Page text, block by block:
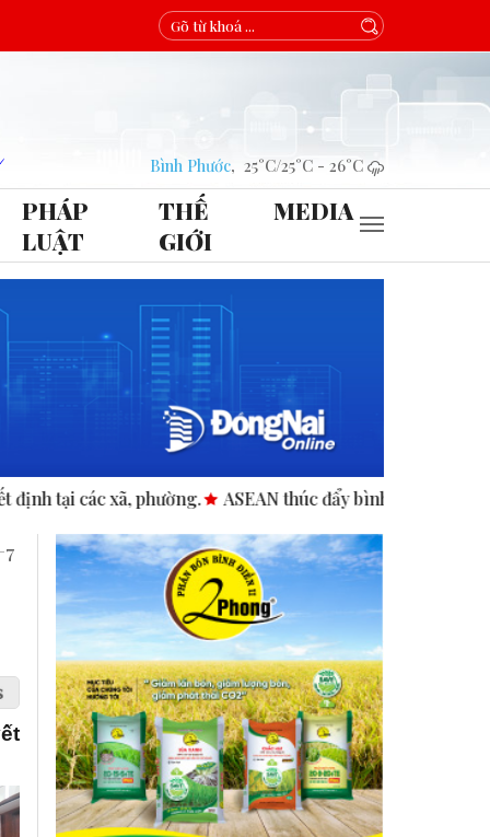
Bình Phước, 25°C/25°C - 26°C
PHÁP
LUẬT
THẾ
GIỚI
MEDIA
thúc đẩy bình đẳng giới trong kinh doanh và nhân quyền.